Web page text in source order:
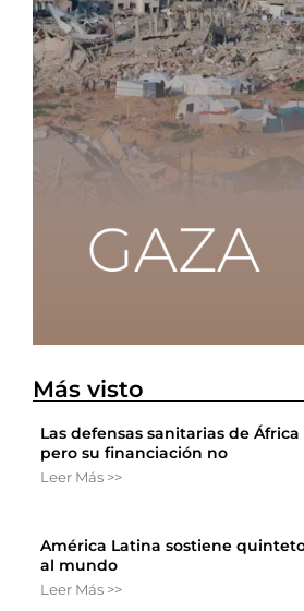
Más visto
Las defensas sanitarias de
pero su financiación no
Leer Más >>
América Latina sostiene
al mundo
Leer Más >>